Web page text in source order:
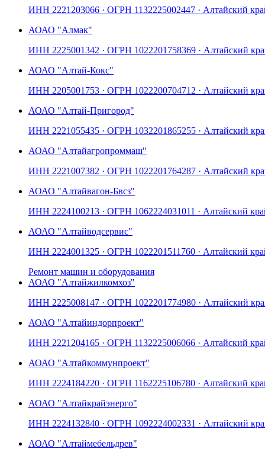
ИНН 2221203066 · ОГРН 1132225002447 · Алтайский
АОАО "Алмак"
ИНН 2225001342 · ОГРН 1022201758369 · Алтайский
АОАО "Алтай-Кокс"
ИНН 2205001753 · ОГРН 1022200704712 · Алтайский
АОАО "Алтай-Пригород"
ИНН 2221055435 · ОГРН 1032201865255 · Алтайский
АОАО "Алтайагропроммаш"
ИНН 2221007382 · ОГРН 1022201764287 · Алтайский
АОАО "Алтайвагон-Бвсз"
ИНН 2224100213 · ОГРН 1062224031011 · Алтайский
АОАО "Алтайводсервис"
ИНН 2224001325 · ОГРН 1022201511760 · Алтайский
Ремонт машин и оборудования
АОАО "Алтайжилкомхоз"
ИНН 2225008147 · ОГРН 1022201774980 · Алтайский
АОАО "Алтайиндорпроект"
ИНН 2221204165 · ОГРН 1132225006066 · Алтайский
АОАО "Алтайкоммунпроект"
ИНН 2224184220 · ОГРН 1162225106780 · Алтайский
АОАО "Алтайкрайэнерго"
ИНН 2224132840 · ОГРН 1092224002331 · Алтайский
АОАО "Алтаймебельдрев"